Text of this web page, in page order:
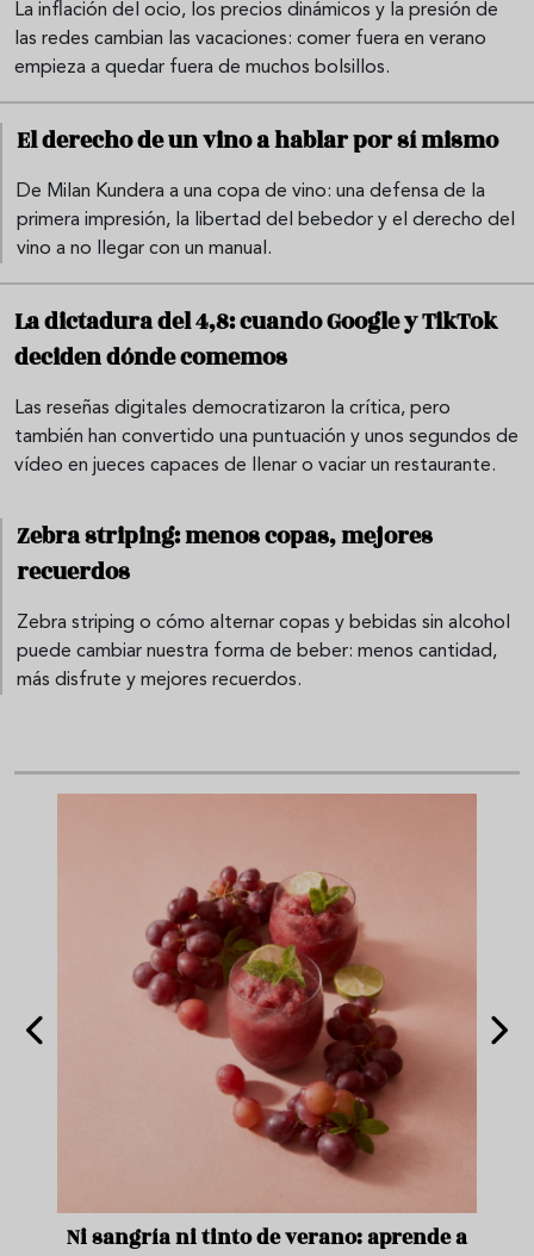
La inflación del ocio, los precios dinámicos y la presión de
las redes cambian las vacaciones: comer fuera en verano
empieza a quedar fuera de muchos bolsillos.
El derecho de un vino a hablar por sí mismo
De Milan Kundera a una copa de vino: una defensa de la
primera impresión, la libertad del bebedor y el derecho del
vino a no llegar con un manual.
La dictadura del 4,8: cuando Google y TikTok
deciden dónde comemos
Las reseñas digitales democratizaron la crítica, pero
también han convertido una puntuación y unos segundos de
vídeo en jueces capaces de llenar o vaciar un restaurante.
Zebra striping: menos copas, mejores
recuerdos
Zebra striping o cómo alternar copas y bebidas sin alcohol
puede cambiar nuestra forma de beber: menos cantidad,
más disfrute y mejores recuerdos.
Ni sangría ni tinto de verano: aprende a